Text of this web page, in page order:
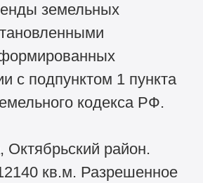
земельных
с подпунктом 1 пункта
кодекса РФ.
Октябрьский район.
кв.м. Разрешенное